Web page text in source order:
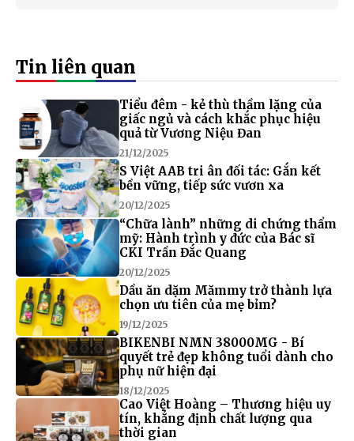
Tin liên quan
Tiểu đêm - kẻ thù thầm lặng của
giấc ngủ và cách khắc phục hiệu
quả từ Vương Niệu Đan
21/12/2025
S Việt AAB tri ân đối tác: Gắn kết
bền vững, tiếp sức vươn xa
20/12/2025
“Chữa lành” những di chứng thẩm
mỹ: Hành trình y đức của Bác sĩ
CKI Trần Đắc Quang
20/12/2025
Dầu ăn dặm Mămmy trở thành lựa
chọn ưu tiên của mẹ bỉm?
19/12/2025
BIKENBI NMN 38000MG - Bí
quyết trẻ đẹp không tuổi dành cho
phụ nữ hiện đại
18/12/2025
Cao Việt Hoàng – Thương hiệu uy
tín, khẳng định chất lượng qua
thời gian